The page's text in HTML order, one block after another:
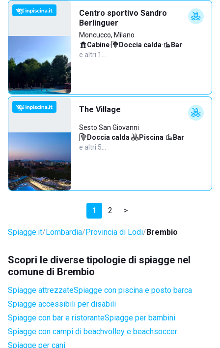
Centro sportivo Sandro
Berlinguer
Moncucco, Milano
Cabine· Doccia calda· Bar·
e altri 1…
The Village
Sesto San Giovanni
Doccia calda· Piscina· Bar·
e altri 5…
1 2 >
Spiagge.it Lombardia Provincia di Lodi Brembio
Scopri le diverse tipologie di spiagge nel
comune di Brembio
Spiagge attrezzateSpiagge con piscina e posto barca
Spiagge accessibili per disabili
Spiagge con bar e ristoranteSpiagge per bambini
Spiagge con campi di beachvolley e beachsoccer
Spiagge per cani